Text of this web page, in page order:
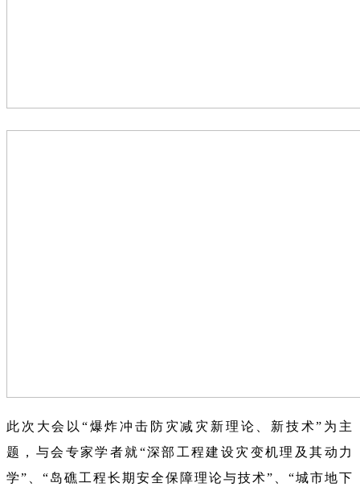
此次大会以“爆炸冲击防灾减灾新理论、新技术”为主
题，与会专家学者就“深部工程建设灾变机理及其动力
学”、“岛礁工程长期安全保障理论与技术”、“城市地下